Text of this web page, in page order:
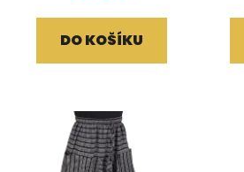
DO KOŠÍKU